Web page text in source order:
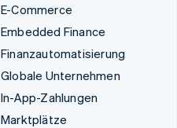
E-Commerce
Embedded Finance
Finanzautomatisierung
Globale Unternehmen
In-App-Zahlungen
Marktplätze